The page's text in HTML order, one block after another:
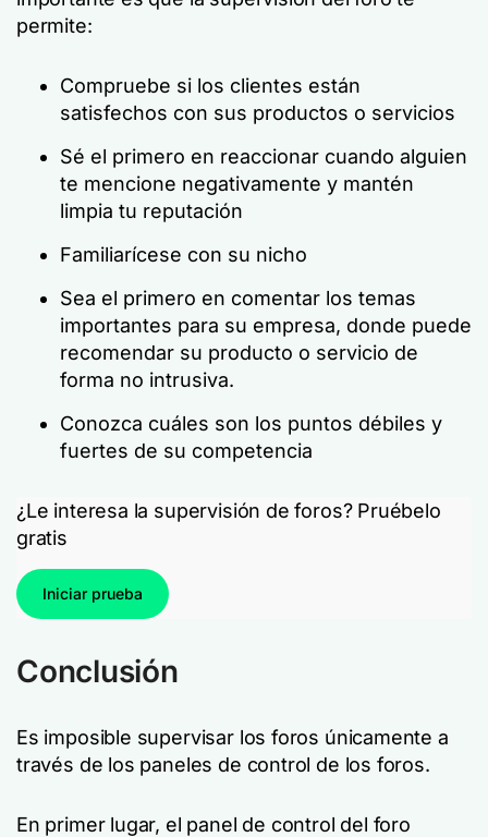
permite:
Compruebe si los clientes están
satisfechos con sus productos o servicios
Sé el primero en reaccionar cuando alguien
te mencione negativamente y mantén
limpia tu reputación
Familiarícese con su nicho
Sea el primero en comentar los temas
importantes para su empresa, donde puede
recomendar su producto o servicio de
forma no intrusiva.
Conozca cuáles son los puntos débiles y
fuertes de su competencia
¿Le interesa la supervisión de foros? Pruébelo
gratis
Iniciar prueba
Conclusión
Es imposible supervisar los foros únicamente a
través de los paneles de control de los foros.
En primer lugar, el panel de control del foro